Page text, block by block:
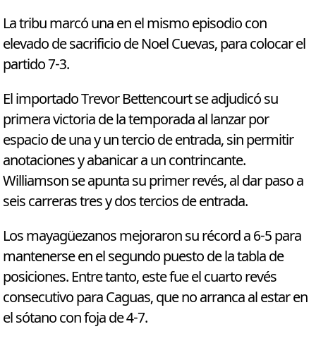
La tribu marcó una en el mismo episodio con
elevado de sacrificio de Noel Cuevas, para colocar el
partido 7-3.
El importado Trevor Bettencourt se adjudicó su
primera victoria de la temporada al lanzar por
espacio de una y un tercio de entrada, sin permitir
anotaciones y abanicar a un contrincante.
Williamson se apunta su primer revés, al dar paso a
seis carreras tres y dos tercios de entrada.
Los mayagüezanos mejoraron su récord a 6-5 para
mantenerse en el segundo puesto de la tabla de
posiciones. Entre tanto, este fue el cuarto revés
consecutivo para Caguas, que no arranca al estar en
el sótano con foja de 4-7.